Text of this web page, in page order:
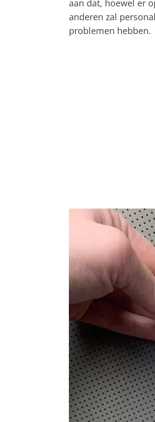
aan dat, hoewel er
anderen zal
problemen hebben.